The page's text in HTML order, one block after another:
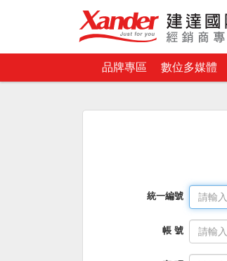
品牌專區 數位多媒體
統一編號
帳 號